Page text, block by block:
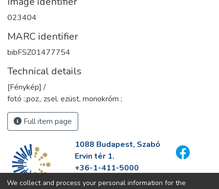
023404
MARC identifier
bibFSZ01477754
Technical details
[Fénykép] /
fotó :,poz., zsel. ezüst, monokróm ;
Full item page
1088 Budapest, Szabó
Ervin tér 1.
+36-1-411-5000
info@fszek.hu
We collect and process your personal information for the